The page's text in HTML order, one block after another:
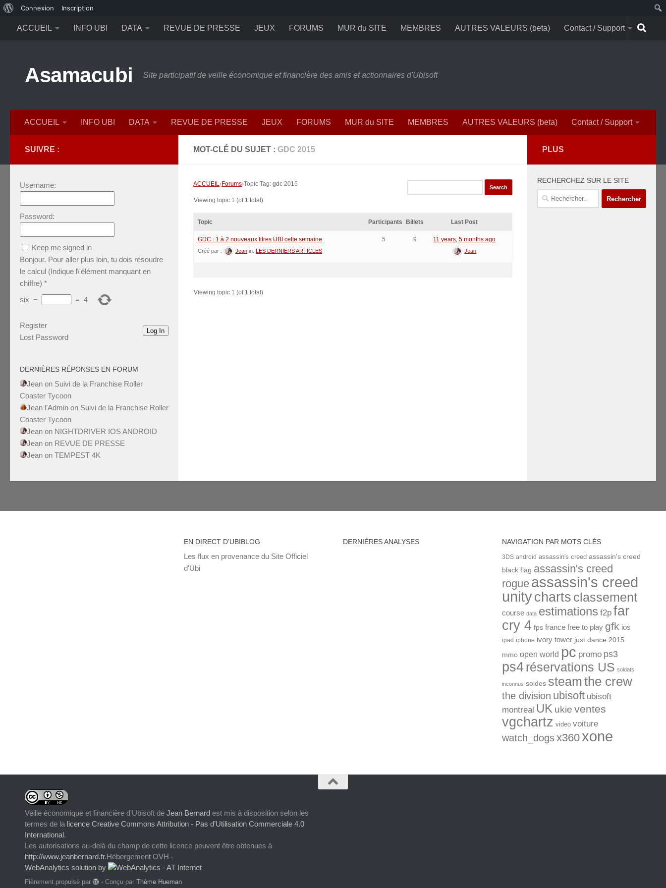
propos
de
Connexion Inscription
ACCUEIL
INFO UBI DATA REVUE DE PRESSE JEUX FORUMS MUR du SITE MEMBRES AUTRES VALEURS (beta) Contact / Support
Asamacubi Site participatif de veille économique et financière des amis et actionnaires d'Ubisoft
ACCUEIL INFO UBI DATA REVUE DE PRESSE JEUX FORUMS MUR du SITE MEMBRES AUTRES VALEURS (beta) Contact / Support
MOT-CLÉ DU SUJET : GDC 2015
ACCUEIL›Forums›Topic Tag: gdc 2015
Viewing topic 1 (of 1 total)
Topic Participants Billets Last Post
GDC : 1 à 2 nouveaux titres UBI cette semaine
Créé par : Jean in: LES DERNIERS ARTICLES
5 9 11 years, 5 months ago
Jean
Viewing topic 1 (of 1 total)
SUIVRE :
Username:
Password:
Keep me signed in
Bonjour. Pour aller plus loin, tu dois résoudre
le calcul (Indique l\'élément manquant en
chiffre) *
six − = 4
Log In
Register
Lost Password
DERNIÈRES RÉPONSES EN FORUM
Jean on Suivi de la Franchise Roller
Coaster Tycoon
Jean l’Admin on Suivi de la Franchise Roller
Coaster Tycoon
Jean on NIGHTDRIVER IOS ANDROID
Jean on REVUE DE PRESSE
Jean on TEMPEST 4K
PLUS
RECHERCHEZ SUR LE SITE
Rechercher :
EN DIRECT D’UBIBLOG
Les flux en provenance du Site Officiel
d'Ubi
DERNIÈRES ANALYSES NAVIGATION PAR MOTS CLÉS
3DS android assassin's creed assassin's creed
black flag assassin's creed
rogue assassin's creed
unitycharts classement
course data estimations f2p far
cry 4 fps france free to play gfk ios
ipad iphone ivory tower just dance 2015
mmo open world pc promo ps3
ps4réservations US soldats
inconnus soldes steamthe crew
the division ubisoft ubisoft
montreal UK ukie ventes
vgchartz video voiture
watch_dogsx360 xone
Veille économique et financière d'Ubisoft de Jean Bernard est mis à disposition selon les
termes de la licence Creative Commons Attribution - Pas d’Utilisation Commerciale 4.0
International.
Les autorisations au-delà du champ de cette licence peuvent être obtenues à
http://www.jeanbernard.fr.Hébergement OVH -
WebAnalytics solution by
Fièrement propulsé par - Conçu parThème Hueman